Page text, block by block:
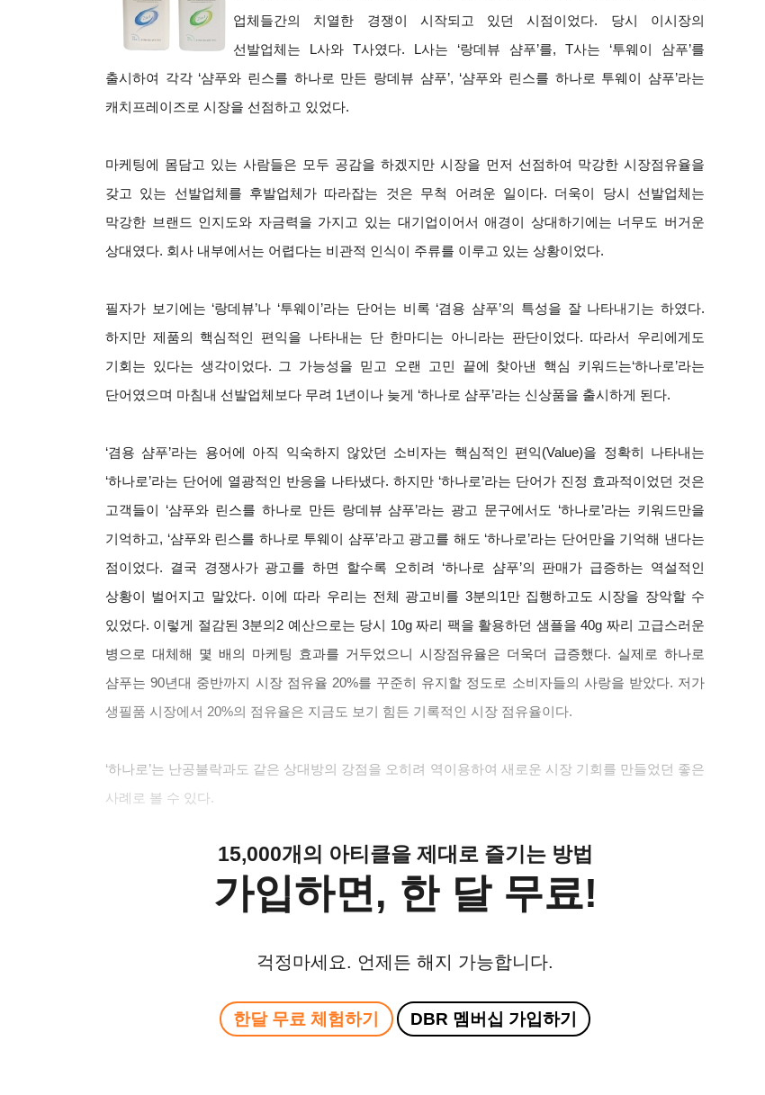
업체들간의 치열한 경쟁이 시작되고 있던 시점이었다. 당시 이시장의
선발업체는 L사와 T사였다. L사는 ‘랑데뷰 샴푸’를, T사는 ‘투웨이 삼푸’를
출시하여 각각 ‘샴푸와 린스를 하나로 만든 랑데뷰 샴푸’, ‘샴푸와 린스를 하나로 투웨이 샴푸’라는
캐치프레이즈로 시장을 선점하고 있었다.
마케팅에 몸담고 있는 사람들은 모두 공감을 하겠지만 시장을 먼저 선점하여 막강한 시장점유율을
갖고 있는 선발업체를 후발업체가 따라잡는 것은 무척 어려운 일이다. 더욱이 당시 선발업체는
막강한 브랜드 인지도와 자금력을 가지고 있는 대기업이어서 애경이 상대하기에는 너무도 버거운
상대였다. 회사 내부에서는 어렵다는 비관적 인식이 주류를 이루고 있는 상황이었다.
필자가 보기에는 ‘랑데뷰’나 ‘투웨이’라는 단어는 비록 ‘겸용 샴푸’의 특성을 잘 나타내기는 하였다.
하지만 제품의 핵심적인 편익을 나타내는 단 한마디는 아니라는 판단이었다. 따라서 우리에게도
기회는 있다는 생각이었다. 그 가능성을 믿고 오랜 고민 끝에 찾아낸 핵심 키워드는‘하나로’라는
단어였으며 마침내 선발업체보다 무려 1년이나 늦게 ‘하나로 샴푸’라는 신상품을 출시하게 된다.
‘겸용 샴푸’라는 용어에 아직 익숙하지 않았던 소비자는 핵심적인 편익(Value)을 정확히 나타내는
‘하나로’라는 단어에 열광적인 반응을 나타냈다. 하지만 ‘하나로’라는 단어가 진정 효과적이었던 것은
고객들이 ‘샴푸와 린스를 하나로 만든 랑데뷰 샴푸’라는 광고 문구에서도 ‘하나로’라는 키워드만을
기억하고, ‘샴푸와 린스를 하나로 투웨이 샴푸’라고 광고를 해도 ‘하나로’라는 단어만을 기억해 낸다는
점이었다. 결국 경쟁사가 광고를 하면 할수록 오히려 ‘하나로 샴푸’의 판매가 급증하는 역설적인
상황이 벌어지고 말았다. 이에 따라 우리는 전체 광고비를 3분의1만 집행하고도 시장을 장악할 수
있었다. 이렇게 절감된 3분의2 예산으로는 당시 10g 짜리 팩을 활용하던 샘플을 40g 짜리 고급스러운
병으로 대체해 몇 배의 마케팅 효과를 거두었으니 시장점유율은 더욱더 급증했다. 실제로 하나로
샴푸는 90년대 중반까지 시장 점유율 20%를 꾸준히 유지할 정도로 소비자들의 사랑을 받았다. 저가
생필품 시장에서 20%의 점유율은 지금도 보기 힘든 기록적인 시장 점유율이다.
‘하나로’는 난공불락과도 같은 상대방의 강점을 오히려 역이용하여 새로운 시장 기회를 만들었던 좋은
사례로 볼 수 있다.
15,000개의 아티클을 제대로 즐기는 방법
가입하면, 한 달 무료!
걱정마세요. 언제든 해지 가능합니다.
한달 무료 체험하기 DBR 멤버십 가입하기